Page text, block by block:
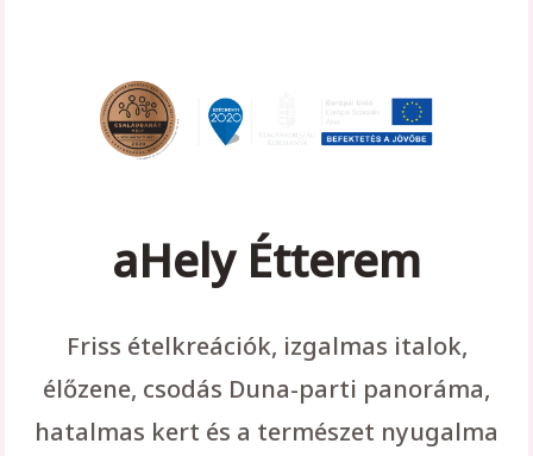
aHely Étterem
Friss ételkreációk, izgalmas italok,
élőzene, csodás Duna-parti panoráma,
hatalmas kert és a természet nyugalma